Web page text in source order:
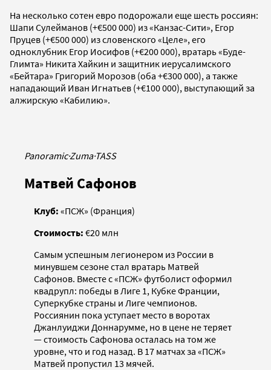
На несколько сотен евро подорожали еще шесть россиян:
Шапи Сулейманов (+€500 000) из «Канзас-Сити», Егор
Пруцев (+€500 000) из словенского «Целе», его
одноклубник Егор Иосифов (+€200 000), вратарь «Буде-
Глимта» Никита Хайкин и защитник иерусалимского
«Бейтара» Григорий Морозов (оба +€300 000), а также
нападающий Иван Игнатьев (+€100 000), выступающий за
алжирскую «Кабилию».
Panoramic·Zuma·TASS
Матвей Сафонов
Клуб: «ПСЖ» (Франция)
Стоимость: €20 млн
Самым успешным легионером из России в
минувшем сезоне стал вратарь Матвей
Сафонов. Вместе с «ПСЖ» футболист оформил
квадрупл: победы в Лиге 1, Кубке Франции,
Суперкубке страны и Лиге чемпионов.
Россиянин пока уступает место в воротах
Джанлуиджи Доннарумме, но в цене не теряет
— стоимость Сафонова осталась на том же
уровне, что и год назад. В 17 матчах за «ПСЖ»
Матвей пропустил 13 мячей.